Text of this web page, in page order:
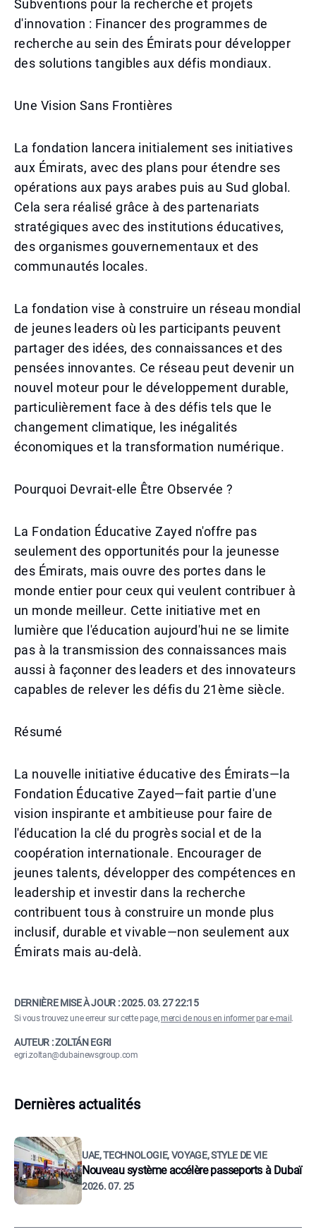
Subventions pour la recherche et projets
d'innovation : Financer des programmes de
recherche au sein des Émirats pour développer
des solutions tangibles aux défis mondiaux.
Une Vision Sans Frontières
La fondation lancera initialement ses initiatives
aux Émirats, avec des plans pour étendre ses
opérations aux pays arabes puis au Sud global.
Cela sera réalisé grâce à des partenariats
stratégiques avec des institutions éducatives,
des organismes gouvernementaux et des
communautés locales.
La fondation vise à construire un réseau mondial
de jeunes leaders où les participants peuvent
partager des idées, des connaissances et des
pensées innovantes. Ce réseau peut devenir un
nouvel moteur pour le développement durable,
particulièrement face à des défis tels que le
changement climatique, les inégalités
économiques et la transformation numérique.
Pourquoi Devrait-elle Être Observée ?
La Fondation Éducative Zayed n'offre pas
seulement des opportunités pour la jeunesse
des Émirats, mais ouvre des portes dans le
monde entier pour ceux qui veulent contribuer à
un monde meilleur. Cette initiative met en
lumière que l'éducation aujourd'hui ne se limite
pas à la transmission des connaissances mais
aussi à façonner des leaders et des innovateurs
capables de relever les défis du 21ème siècle.
Résumé
La nouvelle initiative éducative des Émirats—la
Fondation Éducative Zayed—fait partie d'une
vision inspirante et ambitieuse pour faire de
l'éducation la clé du progrès social et de la
coopération internationale. Encourager de
jeunes talents, développer des compétences en
leadership et investir dans la recherche
contribuent tous à construire un monde plus
inclusif, durable et vivable—non seulement aux
Émirats mais au-delà.
DERNIÈRE MISE À JOUR :2025. 03. 27 22:15
Si vous trouvez une erreur sur cette page,merci de nous en informer par e-mail .
AUTEUR : ZOLTÁN EGRI
egri.zoltan@dubainewsgroup.com
Dernières actualités
UAE, TECHNOLOGIE, VOYAGE, STYLE DE VIE
Nouveau système accélère passeports à Dubaï
2026. 07. 25